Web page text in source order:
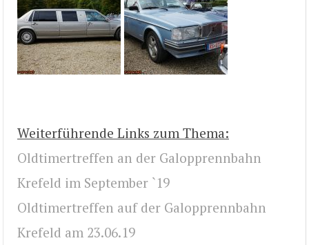
Weiterführende Links zum Thema:
Oldtimertreffen an der Galopprennbahn
Krefeld im September `19
Oldtimertreffen auf der Galopprennbahn
Krefeld am 23.06.19